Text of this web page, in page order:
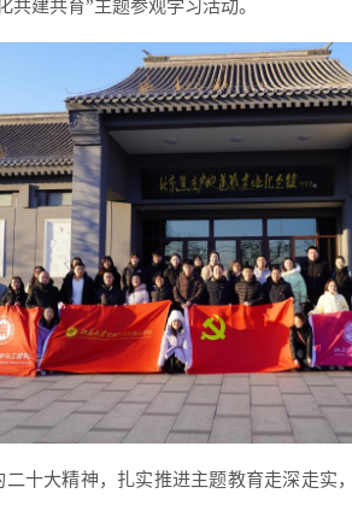
共建共育”主题参观学习活动。
十大精神，扎实推进主题教育走深走实